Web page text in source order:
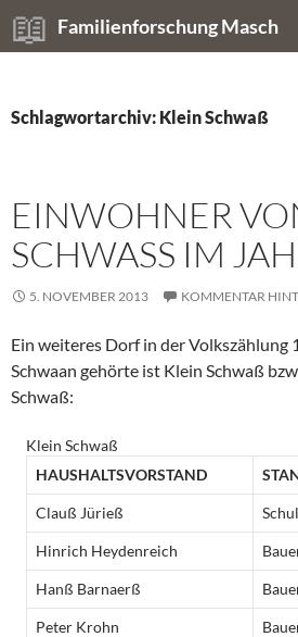
Zum
Inhalt
Familienforschung Masch
Suchen
Schlagwortarchiv: Klein Schwaß
EINWOHNER
SCHWASS IM
5. NOVEMBER 2013 KOMMENTAR
Ein weiteres Dorf in der Volkszählung
Schwaan gehörte ist Klein Schwaß
Schwaß:
Klein Schwaß
HAUSHALTSVORSTAND
Clauß Jürieß
Hinrich Heydenreich
Hanß Barnaerß
Peter Krohn